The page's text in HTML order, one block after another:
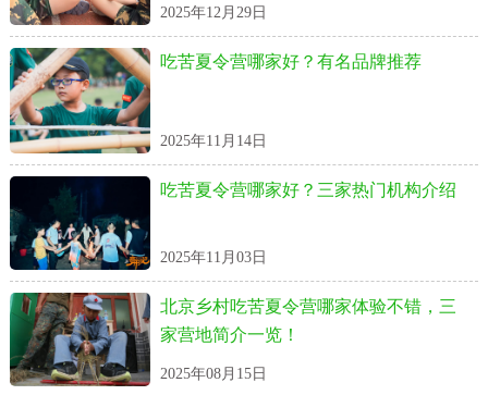
2025年12月29日
吃苦夏令营哪家好？有名品牌推荐
2025年11月14日
吃苦夏令营哪家好？三家热门机构介绍
2025年11月03日
北京乡村吃苦夏令营哪家体验不错，三
家营地简介一览！
2025年08月15日